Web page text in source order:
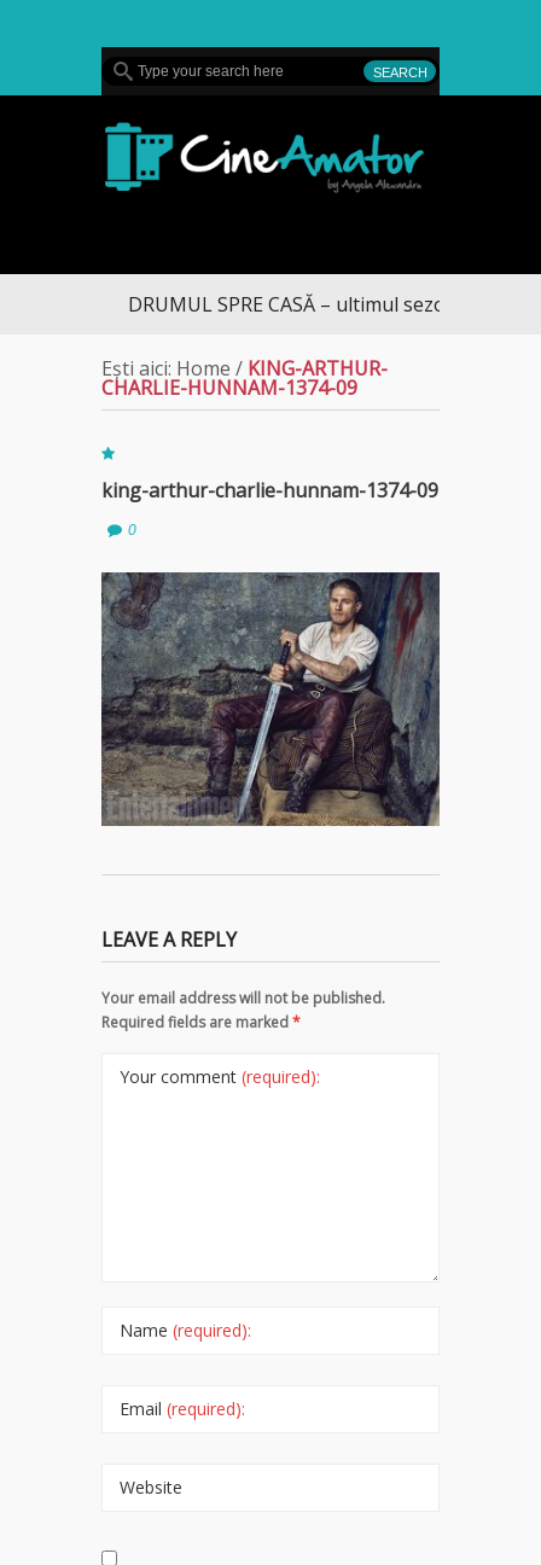
DRUMUL SPRE CASĂ – ultimul sezon te aduce
Ești aici: Home / KING-ARTHUR-
CHARLIE-HUNNAM-1374-09
king-arthur-charlie-hunnam-1374-09
0
LEAVE A REPLY
Your email address will not be published.
Required fields are marked*
Your comment (required):
Name (required):
Email (required):
Website